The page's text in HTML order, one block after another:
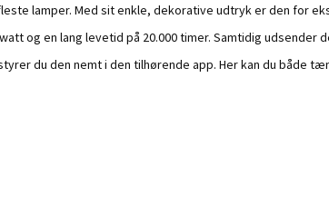
lamper. Med sit enkle, dekorative udtryk er den for
og en lang levetid på 20.000 timer. Samtidig
du den nemt i den tilhørende app. Her kan du både